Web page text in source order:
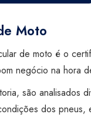
Moto
de moto é o
negócio na hora
são analisados
dos pneus,